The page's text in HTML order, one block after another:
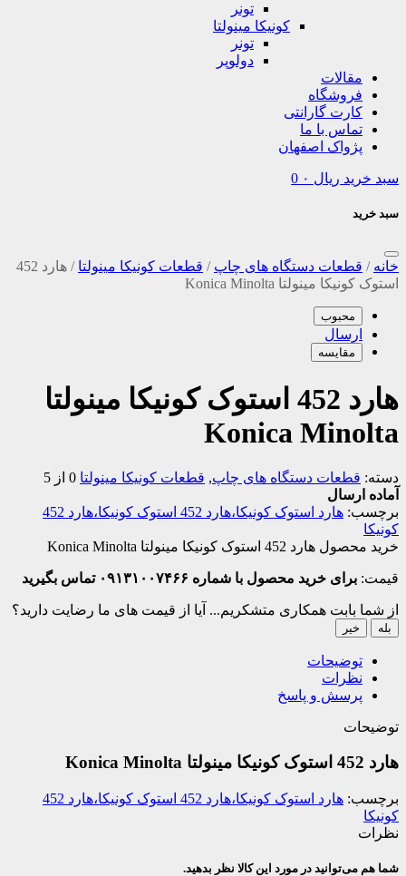
تونر
کونیکا مینولتا
تونر
دولوپر
مقالات
فروشگاه
کارت گارانتی
تماس با ما
پژواک اصفهان
سبد خرید ریال 0
سبد خرید
خانه / قطعات دستگاه های چاپ / قطعات کونیکا مینولتا /
هارد 452
استوک کونیکا مینولتا Konica Minolta
محبوب
ارسال
مقایسه
هارد 452 استوک کونیکا مینولتا
Konica Minolta
دسته: قطعات دستگاه های چاپ, قطعات کونیکا مینولتا 0 از 5
آماده ارسال
برچسب:
هارد استوک کونیکا،هارد 452 استوک کونیکا،هارد 452
کونیکا
خرید محصول هارد 452 استوک کونیکا مینولتا Konica Minolta
قیمت: برای خرید محصول با شماره ۰۹۱۳۱۰۰۷۴۶۶ تماس بگیرید
از شما بابت همکاری متشکریم... آیا از قیمت های ما رضایت دارید؟
بله خیر
توضیحات
نظرات
پرسش و پاسخ
توضیحات
هارد 452 استوک کونیکا مینولتا Konica Minolta
برچسب:
هارد استوک کونیکا،هارد 452 استوک کونیکا،هارد 452
کونیکا
نظرات
شما هم می‌توانید در مورد این کالا نظر بدهید.